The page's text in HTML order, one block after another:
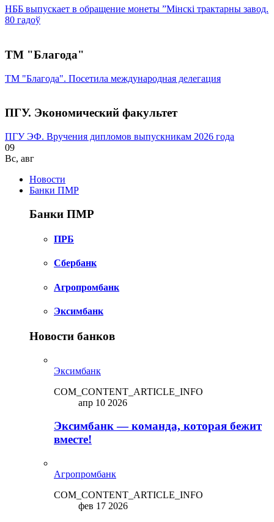
НББ выпускает в обращение монеты ”Мінскі трактарны завод.
80 гадоў
ТМ "Благода"
ТМ "Благода". Посетила международная делегация
ПГУ. Экономический факультет
ПГУ ЭФ. Вручения дипломов выпускникам 2026 года
09
Вс, авг
Новости
Банки ПМР
Банки ПМР
ПРБ
Сбербанк
Агропромбанк
Эксимбанк
Новости банков
Эксимбанк
COM_CONTENT_ARTICLE_INFO
апр 10 2026
Эксимбанк — команда, которая бежит
вместе!
Агропромбанк
COM_CONTENT_ARTICLE_INFO
фев 17 2026